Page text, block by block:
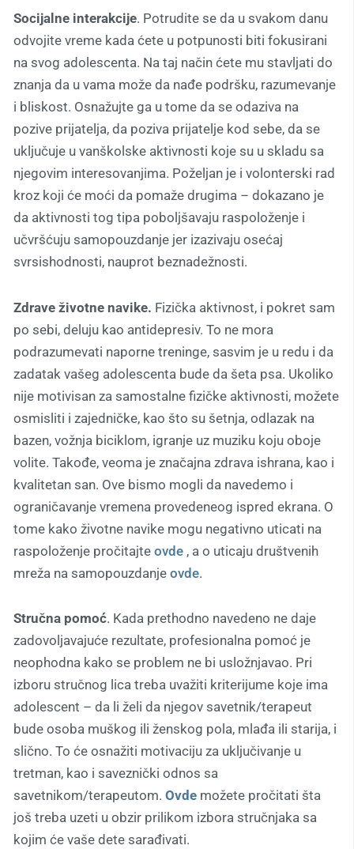
Socijalne interakcije. Potrudite se da u svakom danu
odvojite vreme kada ćete u potpunosti biti fokusirani
na svog adolescenta. Na taj način ćete mu stavljati do
znanja da u vama može da nađe podršku, razumevanje
i bliskost. Osnažujte ga u tome da se odaziva na
pozive prijatelja, da poziva prijatelje kod sebe, da se
uključuje u vanškolske aktivnosti koje su u skladu sa
njegovim interesovanjima. Poželjan je i volonterski rad
kroz koji će moći da pomaže drugima – dokazano je
da aktivnosti tog tipa poboljšavaju raspoloženje i
učvršćuju samopouzdanje jer izazivaju osećaj
svrsishodnosti, nauprot beznadežnosti.
Zdrave životne navike. Fizička aktivnost, i pokret sam
po sebi, deluju kao antidepresiv. To ne mora
podrazumevati naporne treninge, sasvim je u redu i da
zadatak vašeg adolescenta bude da šeta psa. Ukoliko
nije motivisan za samostalne fizičke aktivnosti, možete
osmisliti i zajedničke, kao što su šetnja, odlazak na
bazen, vožnja biciklom, igranje uz muziku koju oboje
volite. Takođe, veoma je značajna zdrava ishrana, kao i
kvalitetan san. Ove bismo mogli da navedemo i
ograničavanje vremena provedeneog ispred ekrana. O
tome kako životne navike mogu negativno uticati na
raspoloženje pročitajte ovde , a o uticaju društvenih
mreža na samopouzdanje ovde.
Stručna pomoć. Kada prethodno navedeno ne daje
zadovoljavajuće rezultate, profesionalna pomoć je
neophodna kako se problem ne bi usložnjavao. Pri
izboru stručnog lica treba uvažiti kriterijume koje ima
adolescent – da li želi da njegov savetnik/terapeut
bude osoba muškog ili ženskog pola, mlađa ili starija, i
slično. To će osnažiti motivaciju za uključivanje u
tretman, kao i saveznički odnos sa
savetnikom/terapeutom. Ovde možete pročitati šta
još treba uzeti u obzir prilikom izbora stručnjaka sa
kojim će vaše dete sarađivati.